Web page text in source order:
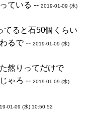
ている -- 2019-01-09 (水)
てると石50個くらい
るで -- 2019-01-09 (水)
然りってだけで
ゃろ -- 2019-01-09 (水)
01-09 (水) 10:50:52